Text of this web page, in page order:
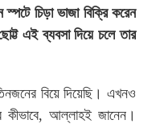
চিড়া ভাজা বিক্রি করেন
এই ব্যবসা দিয়ে চলে তার
বিয়ে দিয়েছি। এখনও
কীভাবে, আল্লাহই জানেন।